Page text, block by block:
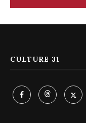
CULTURE 31